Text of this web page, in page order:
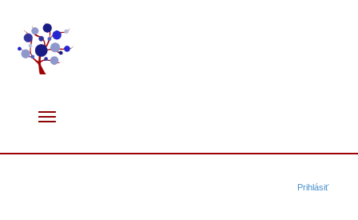
Prihlásiť